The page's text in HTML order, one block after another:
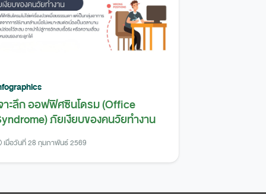
าะลึก ออฟฟิศซินโดรม (Office
ภัยเงียบของคนวัยทำงาน
เมื่อวันที่ 28 กุมภาพันธ์ 2569